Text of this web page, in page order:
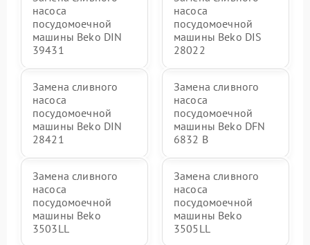
насоса
посудомоечной
машины Beko DIN
39431
насоса
посудомоечной
машины Beko DIS
28022
Замена сливного
насоса
посудомоечной
машины Beko DIN
28421
Замена сливного
насоса
посудомоечной
машины Beko DFN
6832 B
Замена сливного
насоса
посудомоечной
машины Beko
3503LL
Замена сливного
насоса
посудомоечной
машины Beko
3505LL